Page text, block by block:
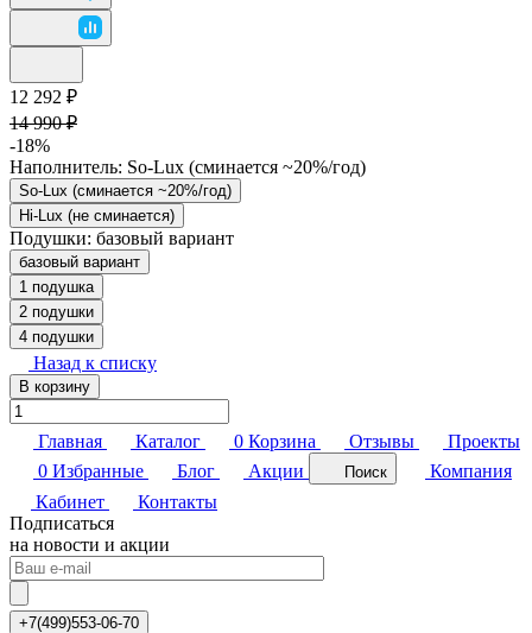
12 292 ₽
14 990 ₽
-18%
Наполнитель: So-Lux (cминается ~20%/год)
So-Lux (cминается ~20%/год)
Hi-Lux (не сминается)
Подушки: базовый вариант
базовый вариант
1 подушка
2 подушки
4 подушки
Назад к списку
В корзину
Главная Каталог 0 Корзина Отзывы
Проекты
0 Избранные Блог Акции Поиск
Компания
Кабинет
Контакты
Подписаться
на новости и акции
+7(499)553-06-70